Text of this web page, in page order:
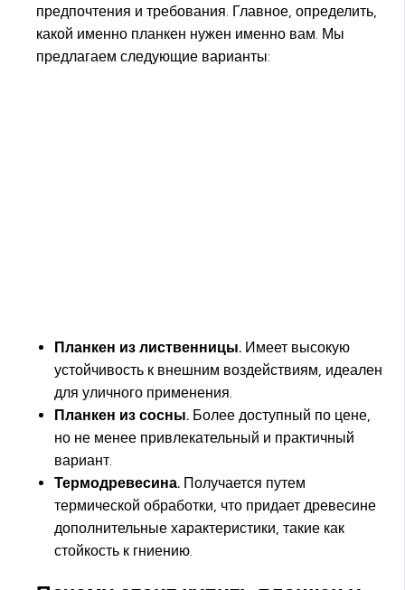
предпочтения и требования. Главное, определить,
какой именно планкен нужен именно вам. Мы
предлагаем следующие варианты:
Планкен из лиственницы. Имеет высокую
устойчивость к внешним воздействиям, идеален
для уличного применения.
Планкен из сосны. Более доступный по цене,
но не менее привлекательный и практичный
вариант.
Термодревесина. Получается путем
термической обработки, что придает древесине
дополнительные характеристики, такие как
стойкость к гниению.